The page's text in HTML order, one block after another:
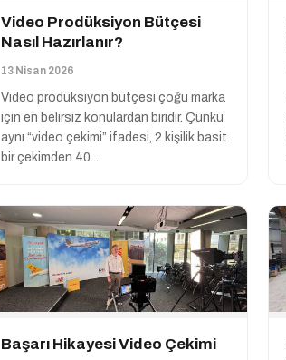
Video Prodüksiyon Bütçesi
Nasıl Hazırlanır?
13 Nisan 2026
Video prodüksiyon bütçesi çoğu marka
için en belirsiz konulardan biridir. Çünkü
aynı “video çekimi” ifadesi, 2 kişilik basit
bir çekimden 40...
Başarı Hikayesi Video Çekimi